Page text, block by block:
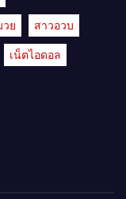
ย
สาวอวบ
เน็ตไอดอล